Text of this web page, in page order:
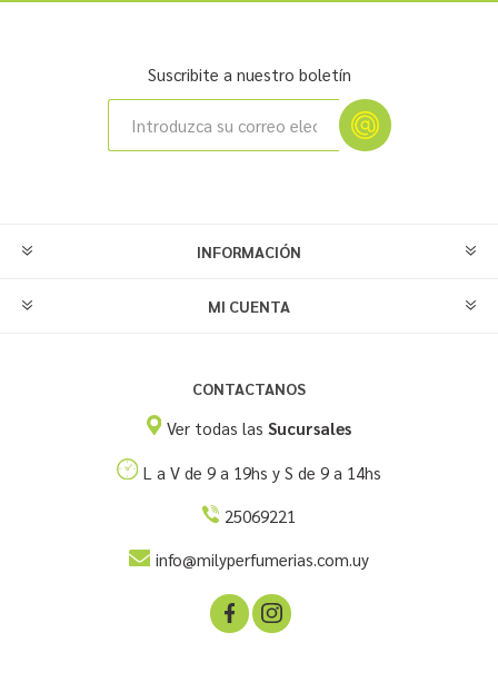
Suscribite a nuestro boletín
INFORMACIÓN
MI CUENTA
CONTACTANOS
Ver todas lasSucursales
L a V de 9 a 19hs y S de 9 a 14hs
25069221
info@milyperfumerias.com.uy